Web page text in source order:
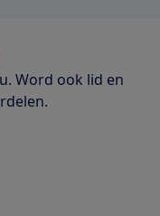
Word ook lid en